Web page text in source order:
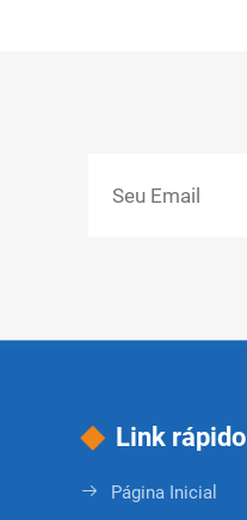
Link rápido
Página Inicial